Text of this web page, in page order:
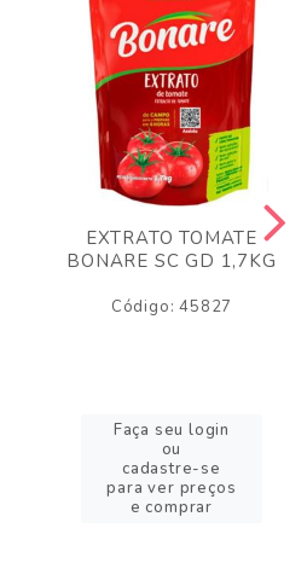
EXTRATO TOMATE
BONARE SC GD 1,7KG
Código: 45827
Faça seu login
ou
cadastre-se
para ver preços
e comprar